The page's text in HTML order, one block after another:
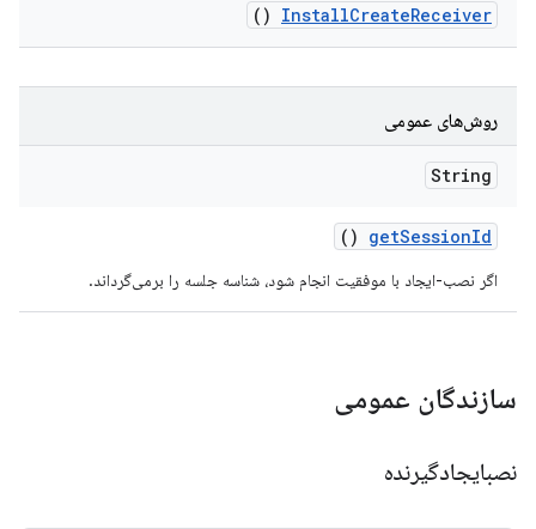
InstallCreateReceiver
()
روش‌های عمومی
String
getSessionId
()
اگر نصب-ایجاد با موفقیت انجام شود، شناسه جلسه را برمی‌گرداند.
سازندگان عمومی
نصبایجادگیرنده